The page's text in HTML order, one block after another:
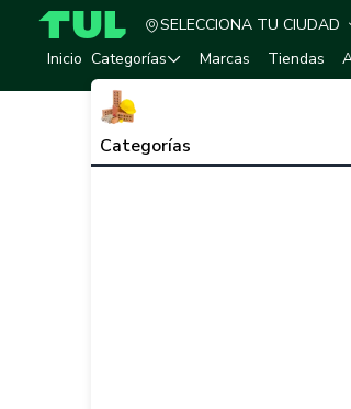
TUL - Tu Marketplace de Construcción
SELECCIONA TU CIUDAD
Inicio Categorías
Categorías
Marcas Tiendas